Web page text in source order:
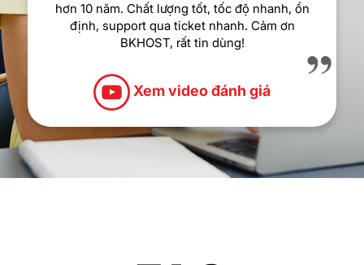
nhanh, ổn
ơn
để lại ấn tượng rất tốt với tôi. Mọi
tôi đều được xử lý nhanh chóng
Dịch vụ chăm sóc khách hàng
cảm thấy rất hài lòng.
Xem video